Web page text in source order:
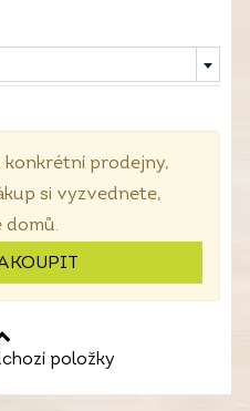
konkrétní prodejny,
si vyzvednete,
domů.
položky